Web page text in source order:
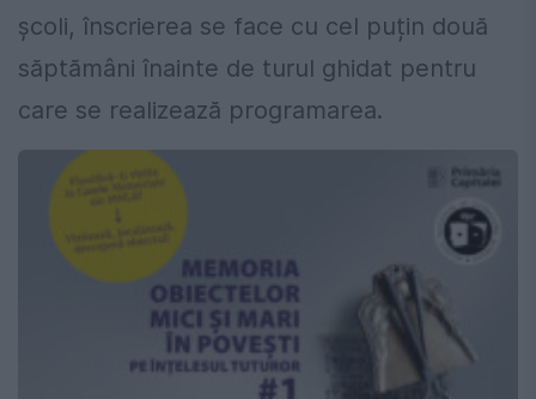
școli, înscrierea se face cu cel puțin două
săptămâni înainte de turul ghidat pentru
care se realizează programarea.